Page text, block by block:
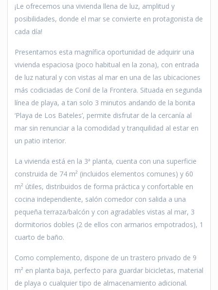
¡Le ofrecemos una vivienda llena de luz, amplitud y
posibilidades, donde el mar se convierte en protagonista de
cada día!
Presentamos esta magnífica oportunidad de adquirir una
vivienda espaciosa (poco habitual en la zona), con entrada
de luz natural y con vistas al mar en una de las ubicaciones
más codiciadas de Conil de la Frontera. Situada en segunda
línea de playa, a tan solo 3 minutos andando de la bonita
‘Playa de Los Bateles’, permite disfrutar de la cercanía al
mar sin renunciar a la comodidad y tranquilidad al estar en
un patio interior.
La vivienda está en la 3ª planta, cuenta con una superficie
construida de 74 m² (incluidos elementos comunes) y 60
m² útiles, distribuidos de forma práctica y confortable en
cocina independiente, salón comedor con salida a una
pequeña terraza/balcón y con agradables vistas al mar, 3
dormitorios dobles (2 de ellos con armarios empotrados), 1
cuarto de baño.
Como complemento, dispone de un trastero privado de 9
m² en planta baja, perfecto para guardar bicicletas, material
de playa o cualquier tipo de almacenamiento adicional.